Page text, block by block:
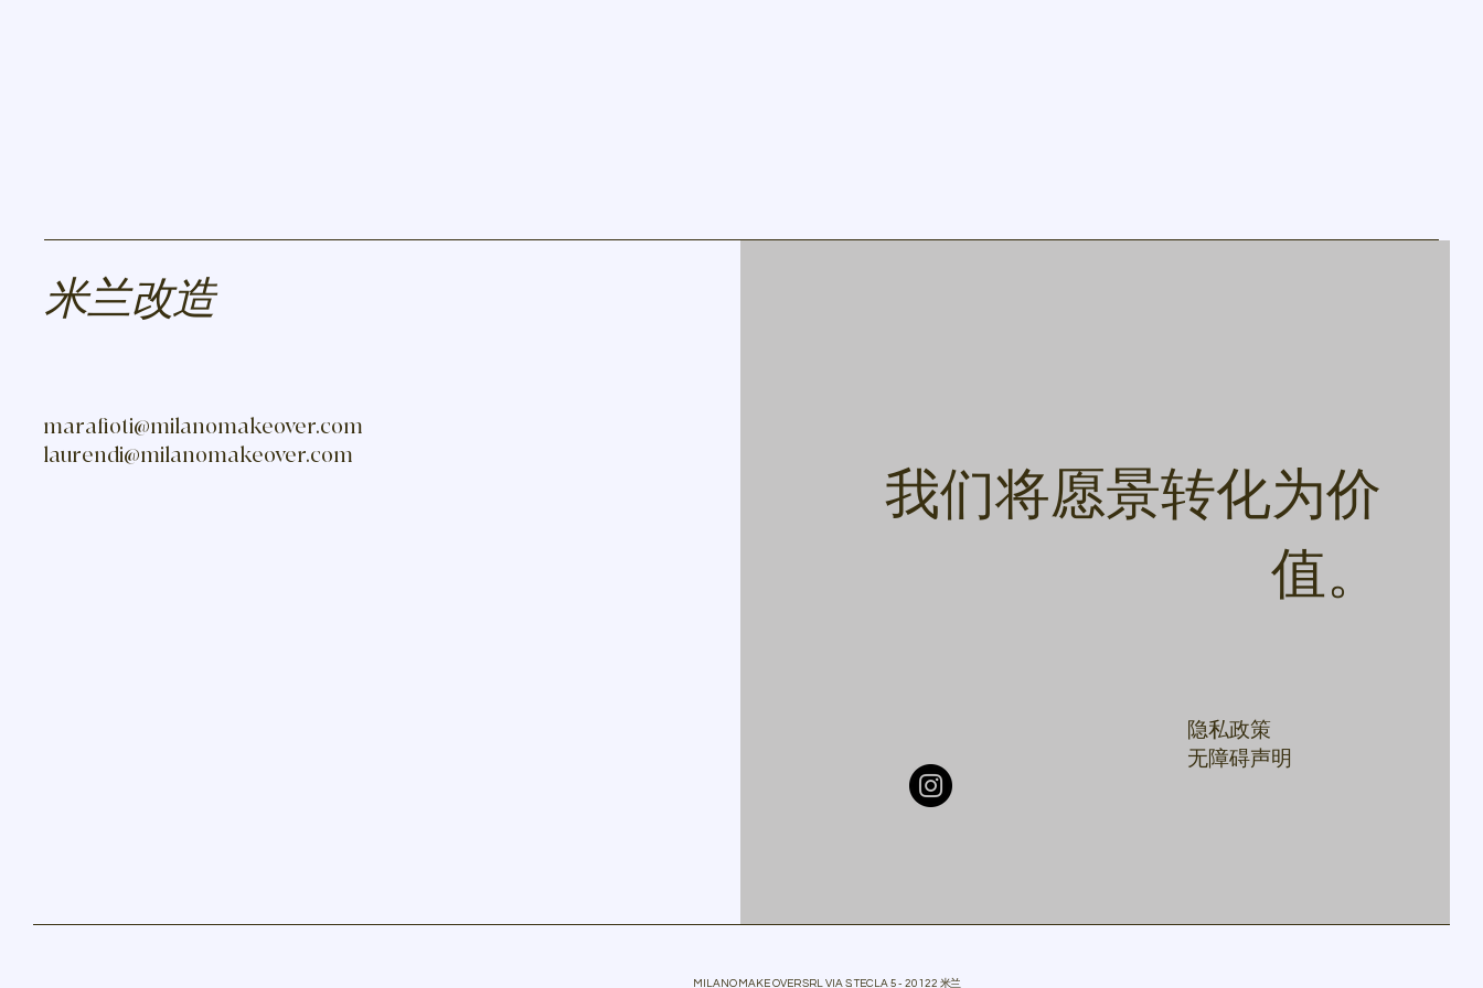
米兰改造
marafioti@milanomakeover.com
laurendi@milanomakeover.com
我们将愿景转化为价
值。
隐私政策
无障碍声明
MILANO MAKE OVER SRL VIA S. TECLA 5 - 20122 米兰